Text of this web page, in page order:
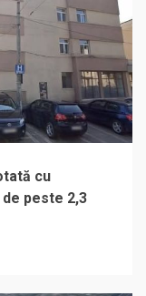
cu
peste 2,3